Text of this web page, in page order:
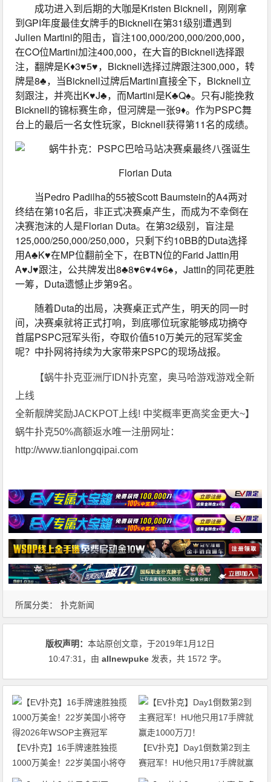
成功进入到后期的大咖是Kristen Bicknell，刚刚拿
到GPI年度最佳女牌手的Bicknell在第31级别遭遇到
Julien Martini的阻击，盲注100,000/200,000/200,000，
在CO位Martini加注400,000，在大盲的Bicknell选择跟
注，翻牌是K♦3♥5♥，Bicknell选择过牌跟注300,000，转
牌是8♣，当Bicknell过牌后Martini直接全下，Bicknell立
刻跟注，并亮出K♥J♣，而Martini是K♣Q♠。只有J能挽救
Bicknell的锦标赛生命，但河牌是一张9♦。作为PSPC舞
台上的最后一名女性玩家，Bicknell获得第11名的成绩。
Florian Duta
当Pedro Padilha的55被Scott Baumstein的A4两对
终结在第10名后，非正式决赛桌产生，而成为不幸倒在
决赛泡沫的人是Florian Duta。在第32级别，盲注是
125,000/250,000/250,000，只剩下约10BB的Duta选择
用A♣K♥在MP位翻前全下，在BTN位的Farid Jattin用
A♥J♥跟注，公共牌发出8♣8♥6♥4♥6♠，Jattin的同花更胜
一筹，Duta遗憾止步第9名。
随着Duta的出局，决赛桌正式产生，明天的同一时
间，决赛桌就将正式打响，到底哪位玩家能够成功摘夺
首届PSPC冠军头衔，夺取价值510万美元的冠军奖金
呢？中扑网将持续为大家带来PSPC的现场战报。
【蜗牛扑克亚洲厅IDN扑克室，奥马哈游戏游戏全新
上线
全新靓牌奖励JACKPOT上线! 中奖概率更高奖金更大~】
蜗牛扑克50%高额返水唯一注册网址：
http://www.tianlongqipai.com
所属分类： 扑克新闻
版权声明：本站原创文章，于2019年1月12日
10:47:31 ，由allnewpuke 发表，共 1572 字。
【EV扑克】16手牌速胜独揽
1000万美金！22岁美国小将夺
得2026年WSOP主赛冠军
【EV扑克】Day1倒数第2到主
赛冠军！HU他只用17手牌就赢
走1000万刀！